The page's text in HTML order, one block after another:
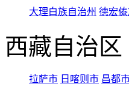
大理白族自治州 德宏
西藏自治区
拉萨市 日喀则市 昌都